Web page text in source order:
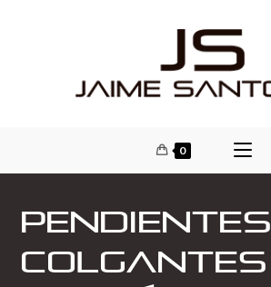
0
Pendientes
Colgantes